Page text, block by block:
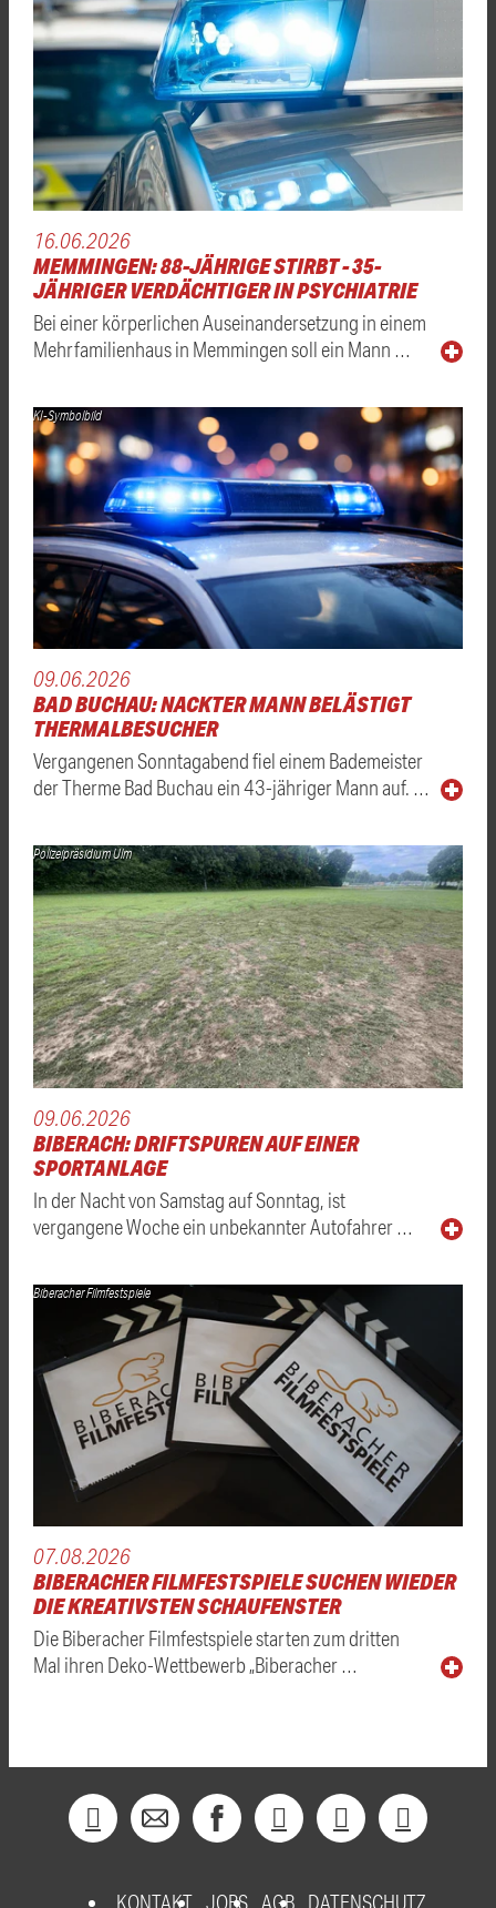
16.06.2026
MEMMINGEN: 88-JÄHRIGE STIRBT - 35-
JÄHRIGER VERDÄCHTIGER IN PSYCHIATRIE
Bei einer körperlichen Auseinandersetzung in einem
Mehrfamilienhaus in Memmingen soll ein Mann …
KI-Symbolbild
09.06.2026
BAD BUCHAU: NACKTER MANN BELÄSTIGT
THERMALBESUCHER
Vergangenen Sonntagabend fiel einem Bademeister
der Therme Bad Buchau ein 43-jähriger Mann auf. …
Polizeipräsidium Ulm
09.06.2026
BIBERACH: DRIFTSPUREN AUF EINER
SPORTANLAGE
In der Nacht von Samstag auf Sonntag, ist
vergangene Woche ein unbekannter Autofahrer …
Biberacher Filmfestspiele
07.08.2026
BIBERACHER FILMFESTSPIELE SUCHEN WIEDER
DIE KREATIVSTEN SCHAUFENSTER
Die Biberacher Filmfestspiele starten zum dritten
Mal ihren Deko-Wettbewerb „Biberacher …
KONTAKT JOBS AGB DATENSCHUTZ